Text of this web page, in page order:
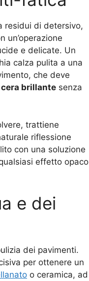
residui di detersivo,
un’operazione
e delicate. Un
calza pulita a una
che deve
brillante senza
trattiene
riflessione
con una soluzione
effetto opaco
e dei
dei pavimenti.
per ottenere un
o ceramica, ad